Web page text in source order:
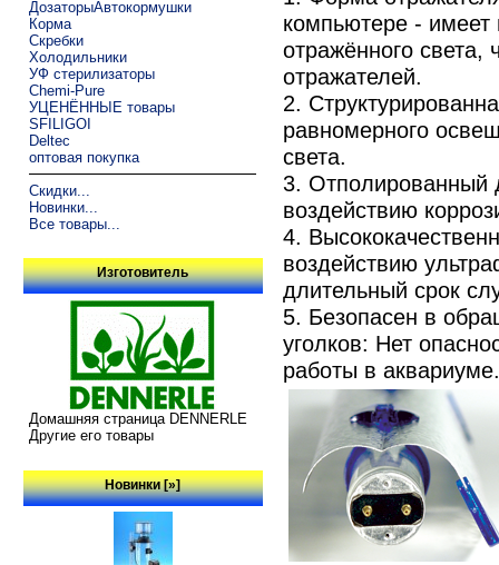
ДозаторыАвтокормушки
Корма
Скребки
Холодильники
УФ стерилизаторы
Chemi-Pure
УЦЕНЁННЫЕ товары
SFILIGOI
Deltec
оптовая покупка
Скидки...
Новинки...
Все товары...
Изготовитель
Домашняя страница DENNERLE
Другие его товары
Новинки [»]
компьютере -
отражённого
отражателей.
2.
равномерного
света.
3. Отполированный
воздействию
4.
воздействию
длительный срок
5. Безопасен в
уголков: Нет
работы в аквариуме.